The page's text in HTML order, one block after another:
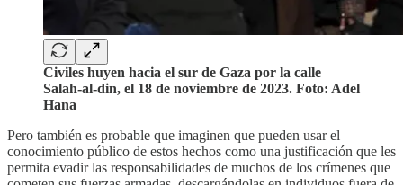
Civiles huyen hacia el sur de Gaza por la calle
Salah-al-din, el 18 de noviembre de 2023. Foto: Adel
Hana
Pero también es probable que imaginen que pueden usar el
conocimiento público de estos hechos como una justificación que les
permita evadir las responsabilidades de muchos de los crímenes que